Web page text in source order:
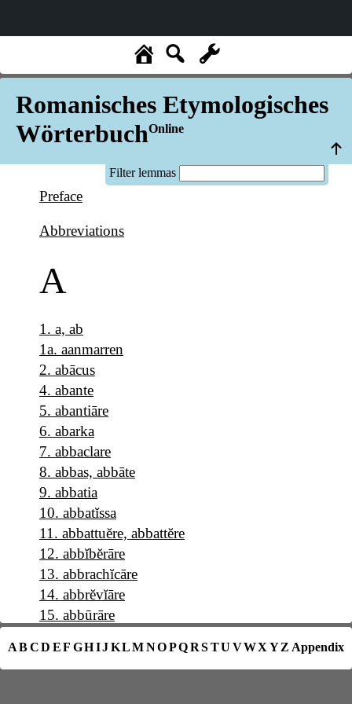
Romanisches Etymologisches
WörterbuchOnline
Filter lemmas
Preface
Abbreviations
A
1 . a, ab
1a. aanmarren
2. abācus
4. abante
5. abantiāre
6. abarka
7. abbaclare
8. abbas, abbāte
9. abbatia
10. abbatĭssa
11 . abbattuĕre, abbattĕre
12. abbĭbĕrāre
13. abbrachĭcāre
14. abbrĕvĭāre
15. abbūrāre
17.abĕllāna
A BCD EF GHIJKL MNOPQRSTU VWX YZ Appendix